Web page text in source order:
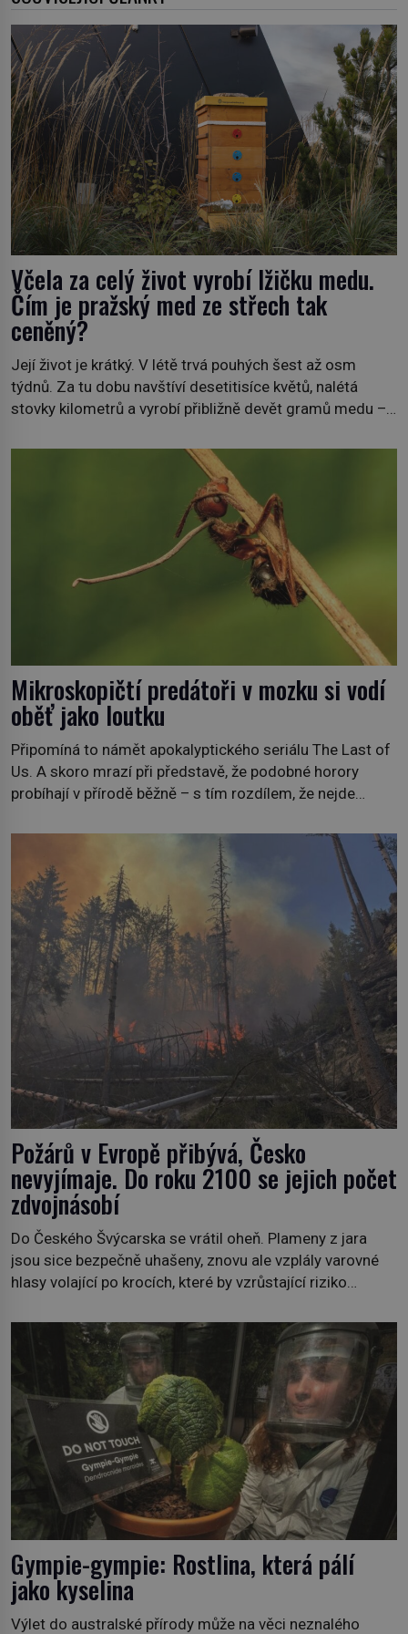
Včela za celý život vyrobí lžičku medu.
Čím je pražský med ze střech tak
ceněný?
Její život je krátký. V létě trvá pouhých šest až osm
týdnů. Za tu dobu navštíví desetitisíce květů, nalétá
stovky kilometrů a vyrobí přibližně devět gramů medu –
bezvýznamná. Teprve když se spojí s dalšími desítkami
tisíc příslušnic svého včelstva, vznikne jeden z
nejdokonalejších organismů […]
Mikroskopičtí predátoři v mozku si vodí
oběť jako loutku
Připomíná to námět apokalyptického seriálu The Last of
Us. A skoro mrazí při představě, že podobné horory
probíhají v přírodě běžně – s tím rozdílem, že nejde
dokáže ovládat jen vývojově nesrovnatelně jednodušší
živočichy, než je člověk. Najít skutečné zombie není nic
nemožného ani v naší přírodě. […]
Požárů v Evropě přibývá, Česko
nevyjímaje. Do roku 2100 se jejich počet
zdvojnásobí
Do Českého Švýcarska se vrátil oheň. Plameny z jara
jsou sice bezpečně uhašeny, znovu ale vzplály varovné
hlasy volající po krocích, které by vzrůstající riziko
požáry už nejsou problémem pouze vzdáleného
Středomoří. S oteplujícím se klimatem, vysušenou
krajinou a desetiletími lidských zásahů se z nich stává
nový evropský normál […]
Gympie-gympie: Rostlina, která pálí
jako kyselina
Výlet do australské přírody může na věci neznalého